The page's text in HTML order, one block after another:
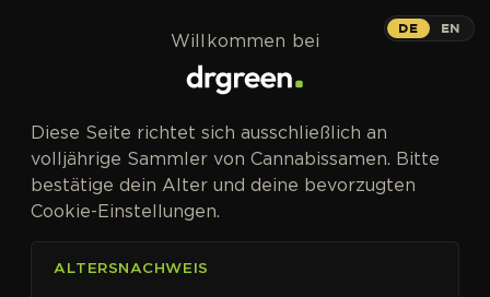
DE EN
Willkommen bei
Diese Seite richtet sich ausschließlich an
volljährige Sammler von Cannabissamen. Bitte
bestätige dein Alter und deine bevorzugten
Cookie-Einstellungen.
ALTERSNACHWEIS